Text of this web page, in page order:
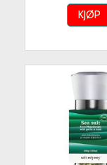
KJØP